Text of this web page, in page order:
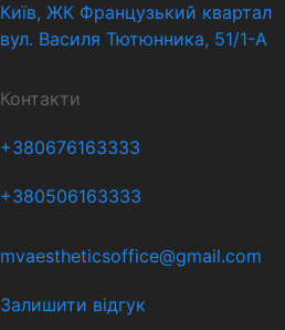
Київ, ЖК Французький квартал
вул. Василя Тютюнника, 51/1-А
Контакти
+380676163333
+380506163333
mvaestheticsoffice@gmail.com
Залишити відгук